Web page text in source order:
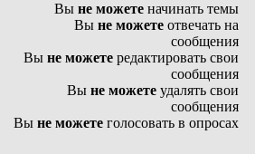
Вы не можете начинать темы
Вы не можете отвечать на
сообщения
Вы не можете редактировать свои
сообщения
Вы не можете удалять свои
сообщения
Вы не можете голосовать в опросах